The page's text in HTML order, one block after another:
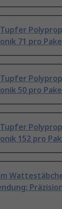
Tupfer
71 pro
Tupfer
50 pro
Tupfer
152 pro